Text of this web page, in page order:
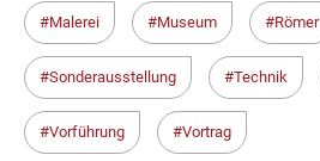
Malerei Museum Römer
Sonderausstellung Technik
Vorführung Vortrag